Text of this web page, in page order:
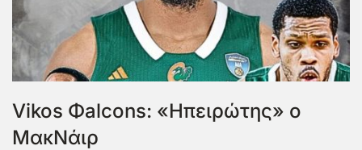
Vikos Φalcons: «Ηπειρώτης» ο
ΜακΝάιρ